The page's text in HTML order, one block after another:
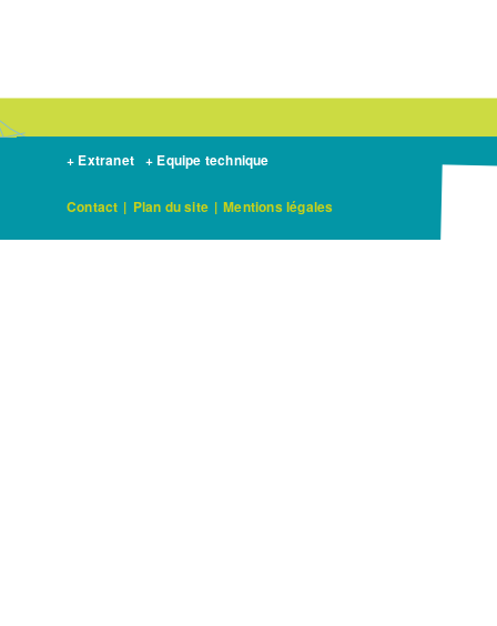
+ Extranet + Equipe technique
Contact | Plan du site | Mentions légales